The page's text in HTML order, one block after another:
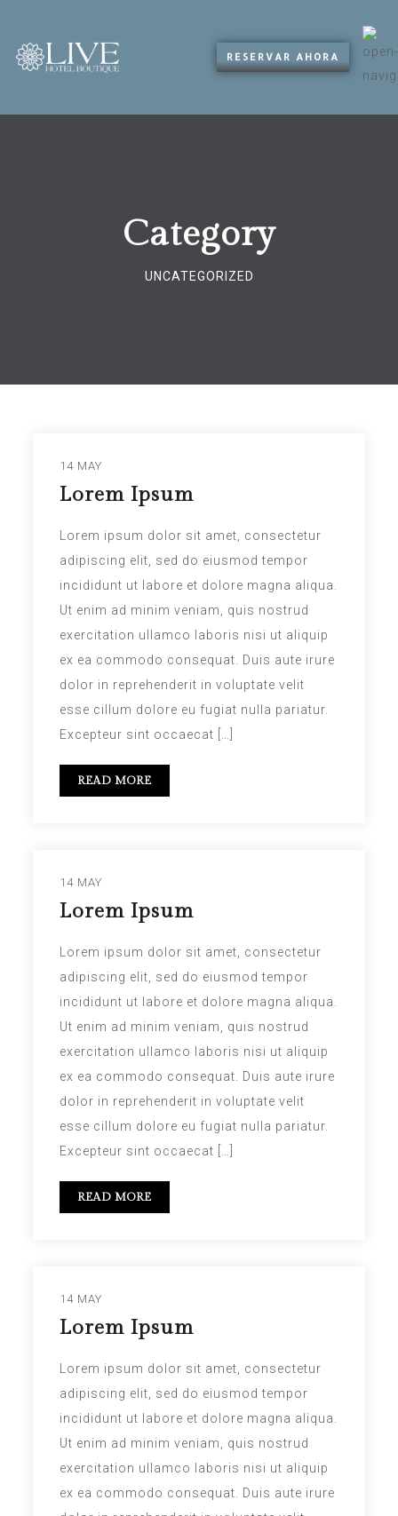
RESERVAR AHORA
Category
UNCATEGORIZED
14 MAY
Lorem Ipsum
Lorem ipsum dolor sit amet, consectetur
adipiscing elit, sed do eiusmod tempor
incididunt ut labore et dolore magna aliqua.
Ut enim ad minim veniam, quis nostrud
exercitation ullamco laboris nisi ut aliquip
ex ea commodo consequat. Duis aute irure
dolor in reprehenderit in voluptate velit
esse cillum dolore eu fugiat nulla pariatur.
Excepteur sint occaecat […]
READ MORE
14 MAY
Lorem Ipsum
Lorem ipsum dolor sit amet, consectetur
adipiscing elit, sed do eiusmod tempor
incididunt ut labore et dolore magna aliqua.
Ut enim ad minim veniam, quis nostrud
exercitation ullamco laboris nisi ut aliquip
ex ea commodo consequat. Duis aute irure
dolor in reprehenderit in voluptate velit
esse cillum dolore eu fugiat nulla pariatur.
Excepteur sint occaecat […]
READ MORE
14 MAY
Lorem Ipsum
Lorem ipsum dolor sit amet, consectetur
adipiscing elit, sed do eiusmod tempor
incididunt ut labore et dolore magna aliqua.
Ut enim ad minim veniam, quis nostrud
exercitation ullamco laboris nisi ut aliquip
ex ea commodo consequat. Duis aute irure